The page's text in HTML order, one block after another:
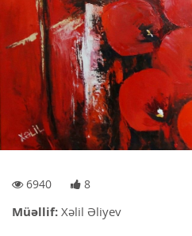
6940 8
Müəllif: Xəlil Əliyev